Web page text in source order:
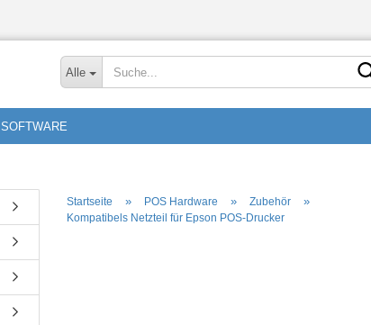
Alle
SOFTWARE
Startseite » POS Hardware » Zubehör »
Kompatibels Netzteil für Epson POS-Drucker